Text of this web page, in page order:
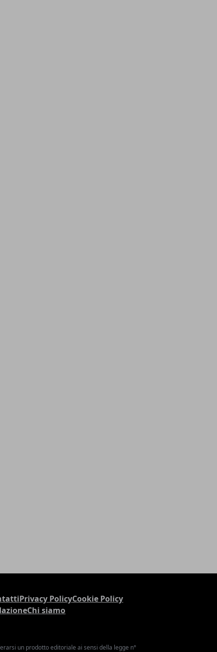
Privacy PolicyCookie Policy
Chi siamo
un prodotto editoriale ai sensi della legge n°